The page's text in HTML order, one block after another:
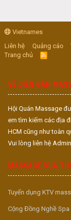
Vietnames
Liên hệ
Quảng cáo
Trang chủ
R
S
VỀ DIỄN ĐÀN
Hội Quán Massage
em tìm kiếm các địa
HCM cũng như toàn
Vui lòng liên hệ
MASSAGE VUA
Tuyển dụng KTV
Cộng Đồng Nghề